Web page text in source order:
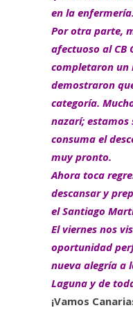
en la enfermería.
Por otra parte,
afectuoso al CB
completaron
demostraron
categoría.
nazarí; estamos
consuma el
muy pronto.
Ahora toca
descansar y
el Santiago
El viernes nos
oportunidad
nueva alegría a
Laguna y de
¡Vamos